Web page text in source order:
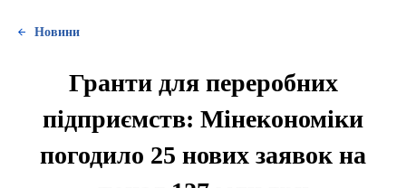
Новини
Гранти для переробних
підприємств: Мінекономіки
погодило 25 нових заявок на